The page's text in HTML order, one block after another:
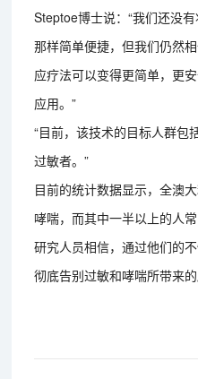
Steptoe博士说：“我们还没
那样简单便捷，但我们仍然
应疗法可以变得更简单，更
应用。”
“目前，该技术的目标人群包
过敏者。”
目前的统计数据显示，全澳
哮喘，而其中一半以上的人
研究人员相信，通过他们的
彻底告别过敏和哮喘所带来的